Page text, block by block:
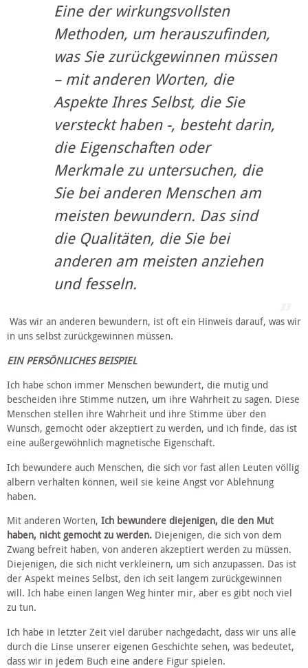
Eine der wirkungsvollsten
Methoden, um herauszufinden,
was Sie zurückgewinnen müssen
– mit anderen Worten, die
Aspekte Ihres Selbst, die Sie
versteckt haben -, besteht darin,
die Eigenschaften oder
Merkmale zu untersuchen, die
Sie bei anderen Menschen am
meisten bewundern. Das sind
die Qualitäten, die Sie bei
anderen am meisten anziehen
und fesseln.
in uns selbst zurückgewinnen müssen.
EIN PERSÖNLICHES BEISPIEL
Ich habe schon immer Menschen bewundert, die mutig und
bescheiden ihre Stimme nutzen, um ihre Wahrheit zu sagen. Diese
Menschen stellen ihre Wahrheit und ihre Stimme über den
Wunsch, gemocht oder akzeptiert zu werden, und ich finde, das ist
eine außergewöhnlich magnetische Eigenschaft.
Ich bewundere auch Menschen, die sich vor fast allen Leuten völlig
albern verhalten können, weil sie keine Angst vor Ablehnung
haben.
Mit anderen Worten, Ich bewundere diejenigen, die den Mut
haben, nicht gemocht zu werden. Diejenigen, die sich von dem
Zwang befreit haben, von anderen akzeptiert werden zu müssen.
Diejenigen, die sich nicht verkleinern, um sich anzupassen. Das ist
der Aspekt meines Selbst, den ich seit langem zurückgewinnen
will. Ich habe einen langen Weg hinter mir, aber es gibt noch viel
zu tun.
Ich habe in letzter Zeit viel darüber nachgedacht, dass wir uns alle
durch die Linse unserer eigenen Geschichte sehen, was bedeutet,
dass wir in jedem Buch eine andere Figur spielen.